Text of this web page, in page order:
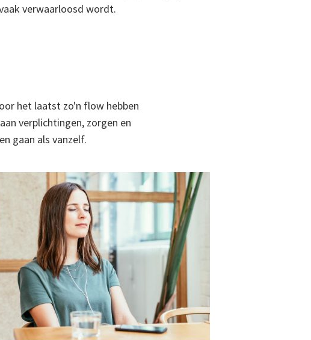
verwaarloosd wordt.
het laatst zo'n flow hebben
verplichtingen, zorgen en
gaan als vanzelf.